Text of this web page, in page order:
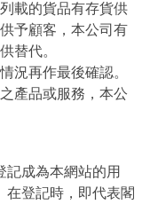
載的貨品有存貨供
予顧客，本公司有
替代。
況再作最後確認。
產品或服務，本公
記成為本網站的用
在登記時，即代表閣